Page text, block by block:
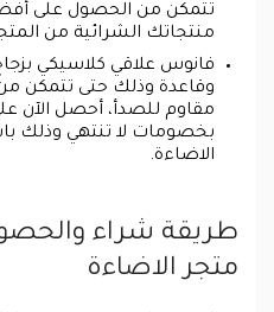
تتمكن من الحصول على
منتجاتك الشرائية من
فانوس علاقي كلاسيكي
وقاعدة وذلك حتى تتمكن
مقاوم للصدأ، أحصل الآن
بخصومات لا تنتهي وذلك
الاضاءة.
طريقة شراء
متجر الاضاءة